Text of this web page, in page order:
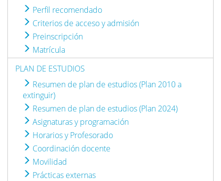
Perfil recomendado
Criterios de acceso y admisión
Preinscripción
Matrícula
PLAN DE ESTUDIOS
Resumen de plan de estudios (Plan 2010 a
extinguir)
Resumen de plan de estudios (Plan 2024)
Asignaturas y programación
Horarios y Profesorado
Coordinación docente
Movilidad
Prácticas externas